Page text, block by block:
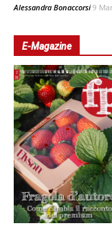
Alessandra Bonaccorsi 9
E-Magazine